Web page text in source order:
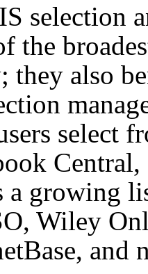
selection
the
they also
select
a growing
Wiley
and